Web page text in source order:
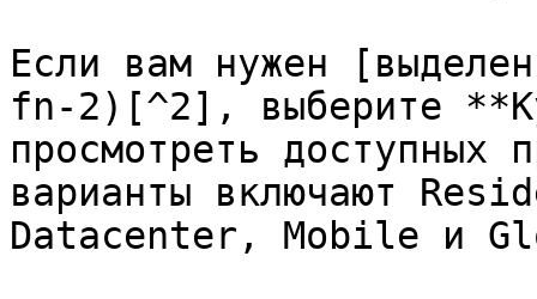
Если вам нужен
fn-2)[^2], выберите
просмотреть доступных
варианты включают
Datacenter, Mobile и